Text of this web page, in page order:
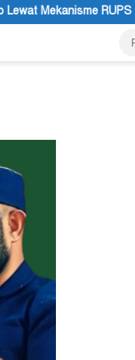
Tanggapan